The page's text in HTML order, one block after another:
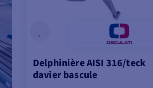
Delphinière AISI 316/teck
davier bascule